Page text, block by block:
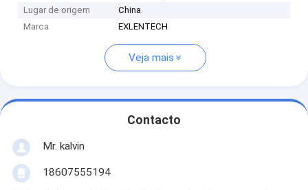
Lugar de origem
China
Marca
EXLENTECH
Veja mais
Contacto
Mr. kalvin
18607555194